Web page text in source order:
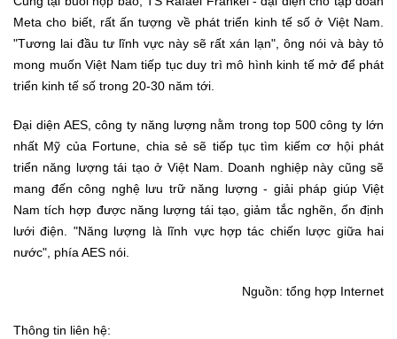
Meta cho biết, rất ấn tượng về phát triển kinh tế số ở Việt Nam.
"Tương lai đầu tư lĩnh vực này sẽ rất xán lạn", ông nói và bày tỏ
mong muốn Việt Nam tiếp tục duy trì mô hình kinh tế mở để phát
triển kinh tế số trong 20-30 năm tới.
Đại diện AES, công ty năng lượng nằm trong top 500 công ty lớn
nhất Mỹ của Fortune, chia sẻ sẽ tiếp tục tìm kiếm cơ hội phát
triển năng lượng tái tạo ở Việt Nam. Doanh nghiệp này cũng sẽ
mang đến công nghệ lưu trữ năng lượng - giải pháp giúp Việt
Nam tích hợp được năng lượng tái tạo, giảm tắc nghẽn, ổn định
lưới điện. "Năng lượng là lĩnh vực hợp tác chiến lược giữa hai
nước", phía AES nói.
Nguồn: tổng hợp Internet
Thông tin liên hệ: